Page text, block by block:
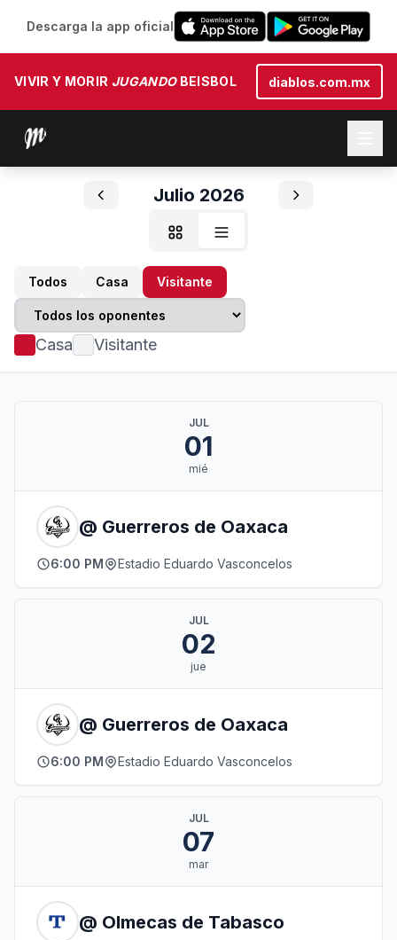
Descarga la app oficial
VIVIR Y MORIR JUGANDOBEISBOL diablos.com.mx
Julio 2026
Todos Casa Visitante
Casa Visitante
JUL
01
mié
@ Guerreros de Oaxaca
6:00 PM Estadio Eduardo Vasconcelos
JUL
02
jue
@ Guerreros de Oaxaca
6:00 PM Estadio Eduardo Vasconcelos
JUL
07
mar
@ Olmecas de Tabasco